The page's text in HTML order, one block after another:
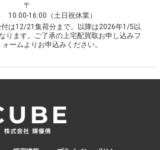
〒
10:00-16:00（土日祝休業）
は12/21集荷分まで。以降は2026年1/5以
ります。ご了承の上宅配買取お申し込みフ
ォームよりお申込みください。